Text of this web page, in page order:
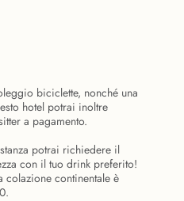
biciclette, nonché una
hotel potrai inoltre
a pagamento.
potrai richiedere il
con il tuo drink preferito!
colazione continentale è